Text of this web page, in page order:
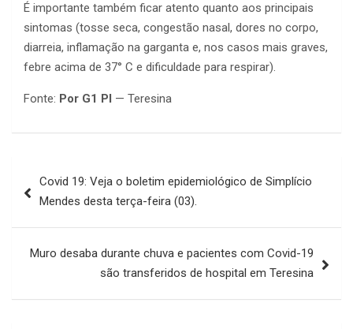
É importante também ficar atento quanto aos principais
sintomas (tosse seca, congestão nasal, dores no corpo,
diarreia, inflamação na garganta e, nos casos mais graves,
febre acima de 37° C e dificuldade para respirar).
Fonte: Por G1 PI — Teresina
de
Covid 19: Veja o boletim epidemiológico de Simplício
Mendes desta terça-feira (03).
Muro desaba durante chuva e pacientes com Covid-19
são transferidos de hospital em Teresina